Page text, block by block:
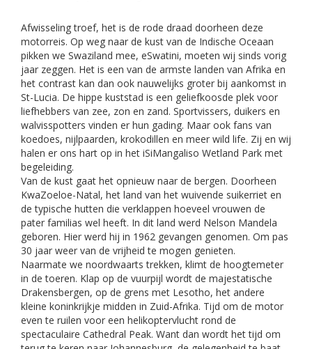
Afwisseling troef, het is de rode draad doorheen deze
motorreis. Op weg naar de kust van de Indische Oceaan
pikken we Swaziland mee, eSwatini, moeten wij sinds vorig
jaar zeggen. Het is een van de armste landen van Afrika en
het contrast kan dan ook nauwelijks groter bij aankomst in
St-Lucia. De hippe kuststad is een geliefkoosde plek voor
liefhebbers van zee, zon en zand. Sportvissers, duikers en
walvisspotters vinden er hun gading. Maar ook fans van
koedoes, nijlpaarden, krokodillen en meer wild life. Zij en wij
halen er ons hart op in het iSiMangaliso Wetland Park met
begeleiding.
Van de kust gaat het opnieuw naar de bergen. Doorheen
KwaZoeloe-Natal, het land van het wuivende suikerriet en
de typische hutten die verklappen hoeveel vrouwen de
pater familias wel heeft. In dit land werd Nelson Mandela
geboren. Hier werd hij in 1962 gevangen genomen. Om pas
30 jaar weer van de vrijheid te mogen genieten.
Naarmate we noordwaarts trekken, klimt de hoogtemeter
in de toeren. Klap op de vuurpijl wordt de majestatische
Drakensbergen, op de grens met Lesotho, het andere
kleine koninkrijkje midden in Zuid-Afrika. Tijd om de motor
even te ruilen voor een helikoptervlucht rond de
spectaculaire Cathedral Peak. Want dan wordt het tijd om